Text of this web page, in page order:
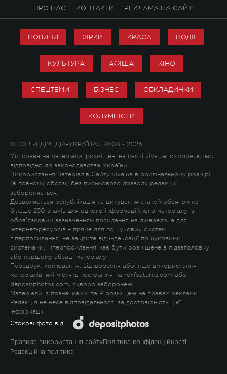
ПРО НАС КОНТАКТИ РЕКЛАМА НА САЙТІ
НОВИНИ ЗІРКИ КРАСА ПОДІЇ
КУЛЬТУРА АФІША КІНО
СПЕЦТЕМИ БІЗНЕС ОБКЛАДИНКИ
КОЛУМНІСТИ
© ТОВ «ЕДІМЕДІА-УКРАЇНА», 2008 - 2026
Усі права на матеріали, розміщені на сайті viva.ua, охороняються
відповідно до законодавства України.
Використання матеріалів Сайту viva.ua в оригінальному розмірі
(в повному обсязі) без письмового дозволу редакції
забороняється.
Дозволяється републікація та цитування статей обсягом не
більше 250 знаків для одного інформаційного матеріалу, з
обов'язковим зазначенням посилання на джерело, а для
Інтернет-ресурсів – пряме для пошукових систем
гіперпосилання, не закрите від індексації пошуковими
системами. Гіперпосилання має бути розміщене в підзаголовку
або першому абзаці матеріалу.
Передрук, копіювання, відтворення або інше використання
матеріалів, які містять посилання на rexfeatures.com або
depositphotos.com, суворо заборонені.
Матеріали із позначками! та P розміщені на правах реклами.
Редакція не несе відповідальності за достовірність цієї
інформації.
Стокові фото від:
Правила використання сайту Політика конфіденційності
Редакційна політика